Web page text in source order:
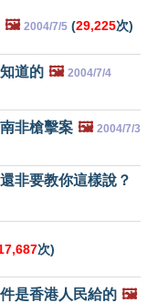
🖼️ 2004/7/5 (29,225次)
道的 🖼️ 2004/7/4
非槍擊案 🖼️ 2004/7/3
非要教你這樣說？
次)
是香港人民給的 🖼️